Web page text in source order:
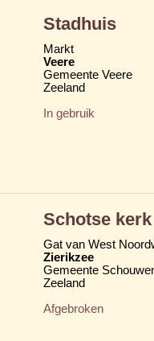
Stadhuis
Markt
Veere
Gemeente Veere
Zeeland
In gebruik
Schotse kerk
Gat van West
Zierikzee
Gemeente
Zeeland
Afgebroken